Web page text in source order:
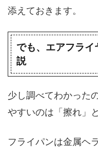
添えておきます。
でも、エアフラ
説
少し調べてわかった
やすいのは「擦れ」
フライパンは金属ヘ